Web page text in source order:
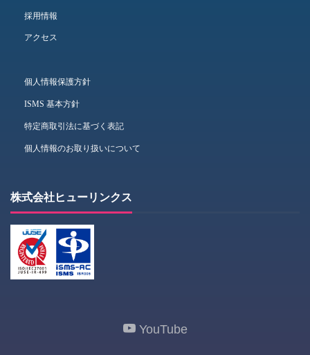
採用情報
アクセス
個人情報保護方針
ISMS 基本方針
特定商取引法に基づく表記
個人情報のお取り扱いについて
株式会社ヒューリンクス
YouTube